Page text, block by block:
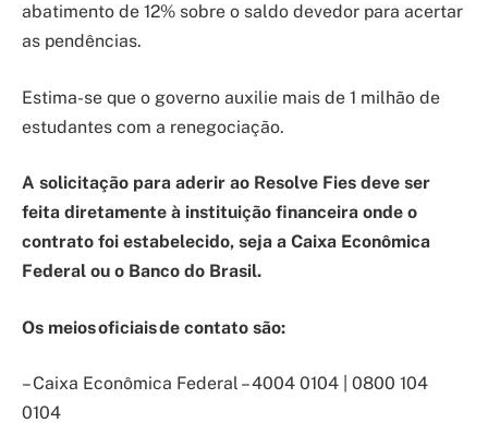
abatimento de 12% sobre o saldo devedor para acertar
as pendências.
Estima-se que o governo auxilie mais de 1 milhão de
estudantes com a renegociação.
A solicitação para aderir ao Resolve Fies deve ser
feita diretamente à instituição financeira onde o
contrato foi estabelecido, seja a Caixa Econômica
Federal ou o Banco do Brasil.
Os meios oficiais de contato são:
– Caixa Econômica Federal – 4004 0104 | 0800 104
0104